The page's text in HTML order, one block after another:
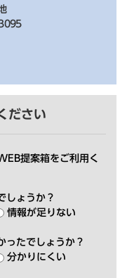
ださい
提案箱をご利用く
しょうか？
情報が足りない
ったでしょうか？
分かりにくい